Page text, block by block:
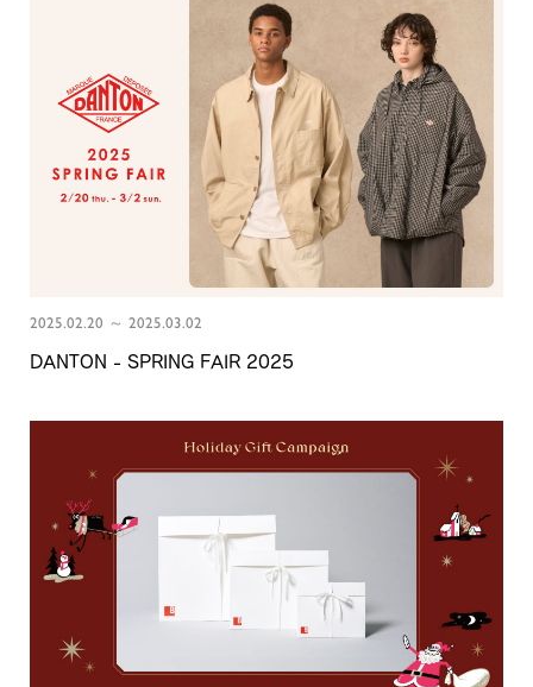
2025.02.20 ～ 2025.03.02
DANTON - SPRING FAIR 2025